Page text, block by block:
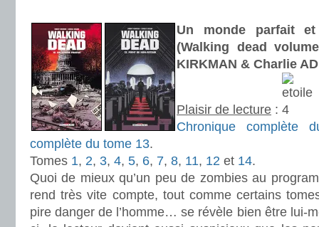
Un monde parfait
(Walking dead
KIRKMAN & Charlie
Plaisir de lecture :
Chronique complète
complète du tome 13.
Tomes 1, 2, 3, 4, 5, 6, 7, 8, 11, 12 et 14.
Quoi de mieux qu’un peu de zombies au
rend très vite compte, tout comme certains
pire danger de l’homme… se révèle bien être lui-